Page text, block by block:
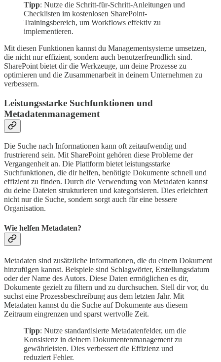
Tipp: Nutze die Schritt-für-Schritt-Anleitungen und
Checklisten im kostenlosen SharePoint-
Trainingsbereich, um Workflows effektiv zu
implementieren.
Mit diesen Funktionen kannst du Managementsysteme umsetzen,
die nicht nur effizient, sondern auch benutzerfreundlich sind.
SharePoint bietet dir die Werkzeuge, um deine Prozesse zu
optimieren und die Zusammenarbeit in deinem Unternehmen zu
verbessern.
Leistungsstarke Suchfunktionen und
Metadatenmanagement
Die Suche nach Informationen kann oft zeitaufwendig und
frustrierend sein. Mit SharePoint gehören diese Probleme der
Vergangenheit an. Die Plattform bietet leistungsstarke
Suchfunktionen, die dir helfen, benötigte Dokumente schnell und
effizient zu finden. Durch die Verwendung von Metadaten kannst
du deine Dateien strukturieren und kategorisieren. Dies erleichtert
nicht nur die Suche, sondern sorgt auch für eine bessere
Organisation.
Wie helfen Metadaten?
Metadaten sind zusätzliche Informationen, die du einem Dokument
hinzufügen kannst. Beispiele sind Schlagwörter, Erstellungsdatum
oder der Name des Autors. Diese Daten ermöglichen es dir,
Dokumente gezielt zu filtern und zu durchsuchen. Stell dir vor, du
suchst eine Prozessbeschreibung aus dem letzten Jahr. Mit
Metadaten kannst du die Suche auf Dokumente aus diesem
Zeitraum eingrenzen und sparst wertvolle Zeit.
Tipp: Nutze standardisierte Metadatenfelder, um die
Konsistenz in deinem Dokumentenmanagement zu
gewährleisten. Dies verbessert die Effizienz und
reduziert Fehler.